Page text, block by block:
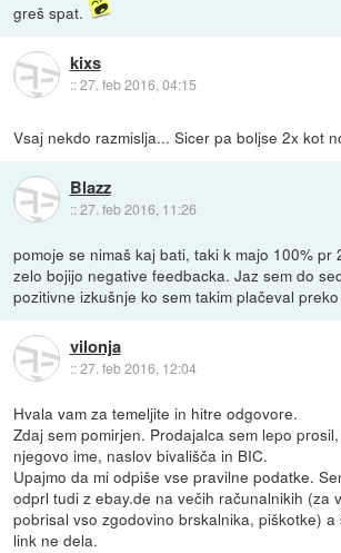
greš spat.
kixs
::27. feb 2016, 04:15
Vsaj nekdo razmislja... Sicer pa boljse 2x kot
Blazz
::27. feb 2016, 11:26
pomoje se nimaš kaj bati, taki k majo 100% pr
zelo bojijo negative feedbacka. Jaz sem do
pozitivne izkušnje ko sem takim plačeval
vilonja
::27. feb 2016, 12:04
Hvala vam za temeljite in hitre odgovore.
Zdaj sem pomirjen. Prodajalca sem lepo
njegovo ime, naslov bivališča in BIC.
Upajmo da mi odpiše vse pravilne podatke.
odprl tudi z ebay.de na večih računalnikih (za
pobrisal vso zgodovino brskalnika, piškotke)
link ne dela.